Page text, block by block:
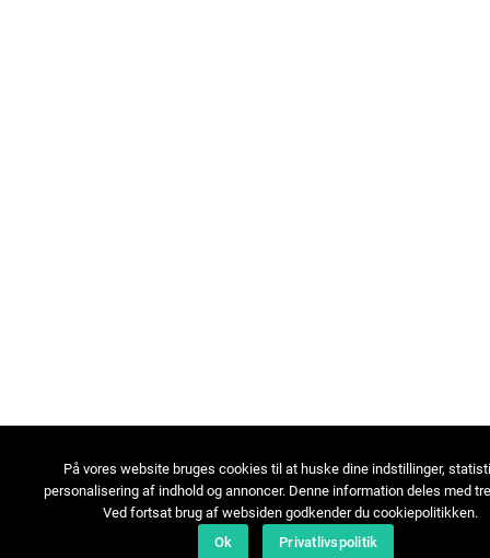
På vores website bruges cookies til at huske dine indstillinger,
personalisering af indhold og annoncer. Denne information deles med
Ved fortsat brug af websiden godkender du cookiepolitikken.
Ok
Privatlivspolitik